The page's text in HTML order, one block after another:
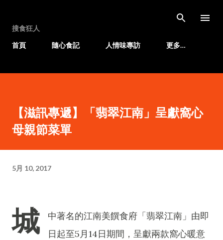
搜食狂人
首頁
隨心食記 人情味專訪 更多…
【滋訊專遞】「翡翠江南」呈獻窩心
母親節菜單
5月 10, 2017
城
中著名的江南美饌食府「翡翠江南」由即
日起至5月14日期間，呈獻兩款窩心暖意